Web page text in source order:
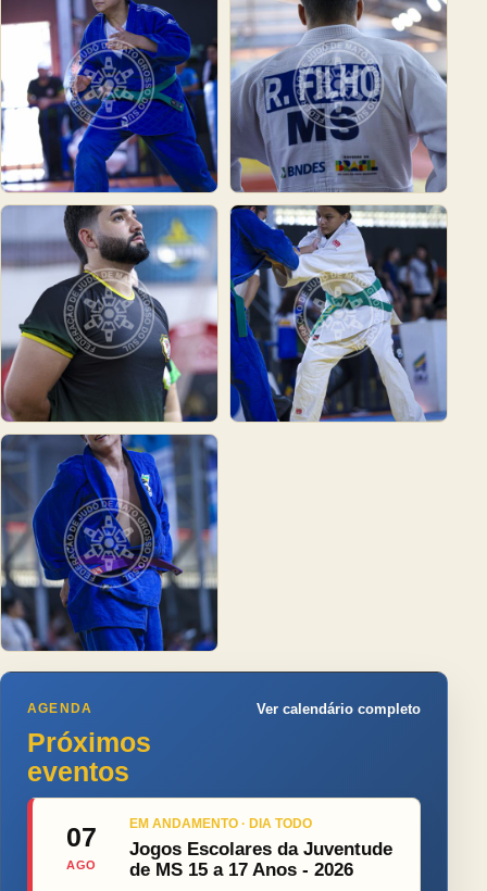
AGENDA
Próximos
eventos
Ver calendário completo
07
AGO
EM ANDAMENTO · DIA TODO
Jogos Escolares da Juventude
de MS 15 a 17 Anos - 2026